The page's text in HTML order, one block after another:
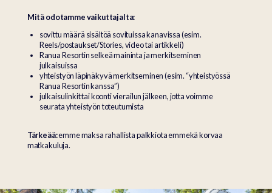
Mitä odotamme vaikuttajalta:
sovittu määrä sisältöä sovituissa kanavissa (esim.
Reels/postaukset/Stories, video tai artikkeli)
Ranua Resortin selkeä maininta ja merkitseminen
julkaisuissa
yhteistyön läpinäkyvä merkitseminen (esim. “yhteistyössä
Ranua Resortin kanssa”)
julkaisulinkit tai koonti vierailun jälkeen, jotta voimme
seurata yhteistyön toteutumista
Tärkeää:emme maksa rahallista palkkiota emmekä korvaa
matkakuluja.